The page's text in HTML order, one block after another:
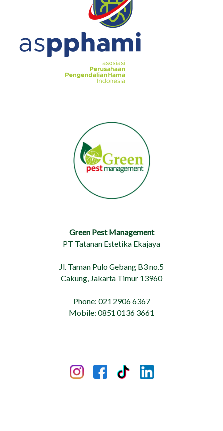
Green Pest Management
PT Tatanan Estetika Ekajaya
Jl. Taman Pulo Gebang B3 no.5
Cakung, Jakarta Timur 13960
Phone: 021 2906 6367
Mobile: 0851 0136 3661